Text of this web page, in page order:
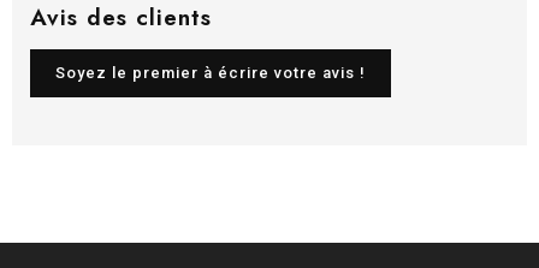
Avis des clients
Soyez le premier à écrire votre avis !